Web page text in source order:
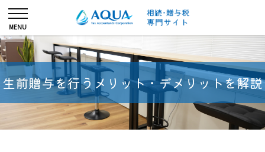
生前贈与を行うメリット・デメリットを解説